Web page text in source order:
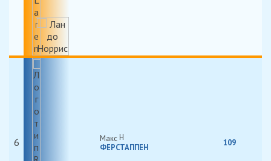
6
Макс
ФЕРСТАППЕН
109